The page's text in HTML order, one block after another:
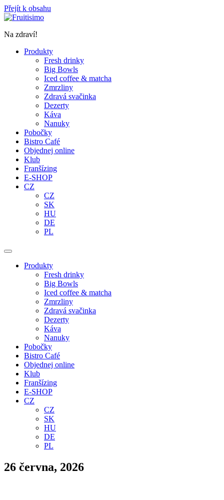
Přejít k obsahu
Na zdraví!
Produkty
Fresh drinky
Big Bowls
Iced coffee & matcha
Zmrzliny
Zdravá svačinka
Dezerty
Káva
Nanuky
Pobočky
Bistro Café
Objednej online
Klub
Franšízing
E-SHOP
CZ
CZ
SK
HU
DE
PL
Produkty
Fresh drinky
Big Bowls
Iced coffee & matcha
Zmrzliny
Zdravá svačinka
Dezerty
Káva
Nanuky
Pobočky
Bistro Café
Objednej online
Klub
Franšízing
E-SHOP
CZ
CZ
SK
HU
DE
PL
26 června, 2026